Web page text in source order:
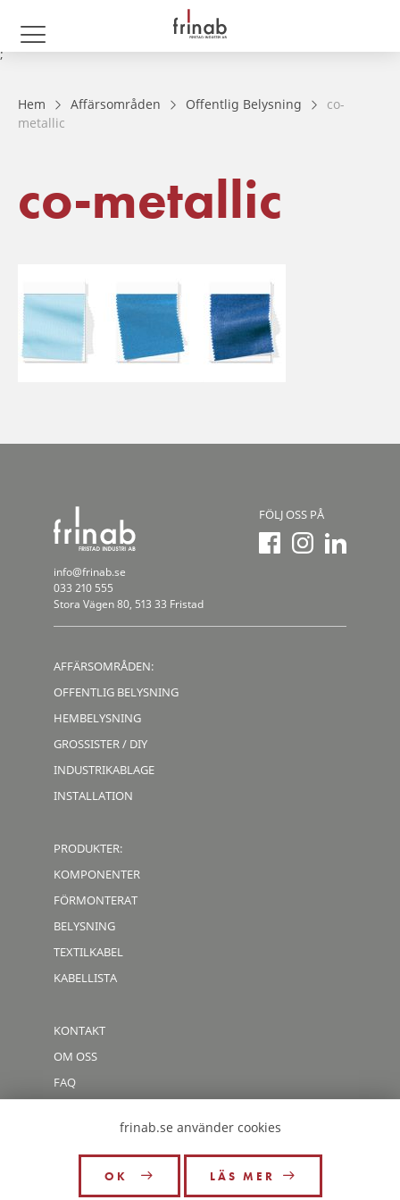
;
Hem Affärsområden Offentlig Belysning
co-
metallic
co-metallic
info@frinab.se
033 210 555
Stora Vägen 80, 513 33 Fristad
FÖLJ OSS PÅ
AFFÄRSOMRÅDEN:
OFFENTLIG BELYSNING
HEMBELYSNING
GROSSISTER / DIY
INDUSTRIKABLAGE
INSTALLATION
PRODUKTER:
KOMPONENTER
FÖRMONTERAT
BELYSNING
TEXTILKABEL
KABELLISTA
KONTAKT
OM OSS
FAQ
frinab.se använder cookies
OK LÄS MER